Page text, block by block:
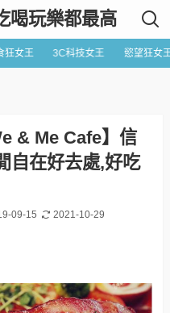
喝玩樂都最高
狂女王 3C科技女王 慾望狂女
& Me Cafe】信
自在好去處,好吃
09-15 2021-10-29